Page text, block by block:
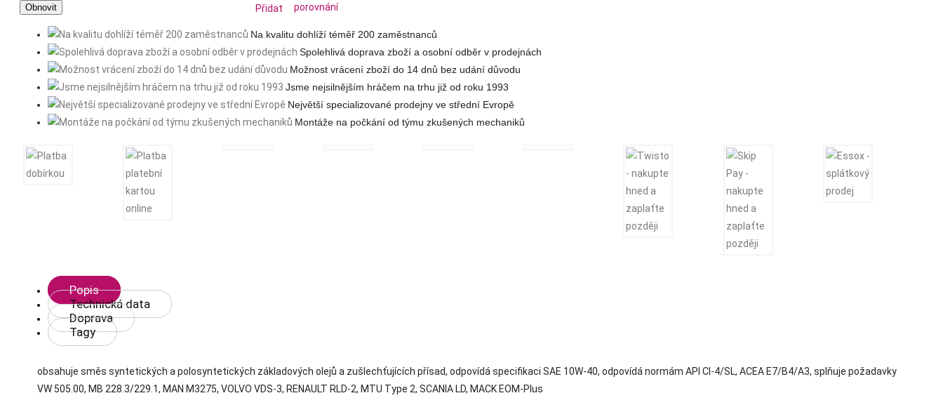
Přidat
přání
porovnání
Na kvalitu dohlíží téměř 200 zaměstnanců
Spolehlivá doprava zboží a osobní odběr v prodejnách
Možnost vrácení zboží do 14 dnů bez udání důvodu
Jsme nejsilnějším hráčem na trhu již od roku 1993
Největší specializované prodejny ve střední Evropě
Montáže na počkání od týmu zkušených mechaniků
Popis
Technická data
Doprava
Tagy
obsahuje směs syntetických a polosyntetických základových olejů a zušlechťujících přísad, odpovídá specifikaci SAE 10W-40, odpovídá normám API CI-4/SL, ACEA E7/B4/A3, splňuje požadavky
VW 505.00, MB 228.3/229.1, MAN M3275, VOLVO VDS-3, RENAULT RLD-2, MTU Type 2, SCANIA LD, MACK EOM-Plus